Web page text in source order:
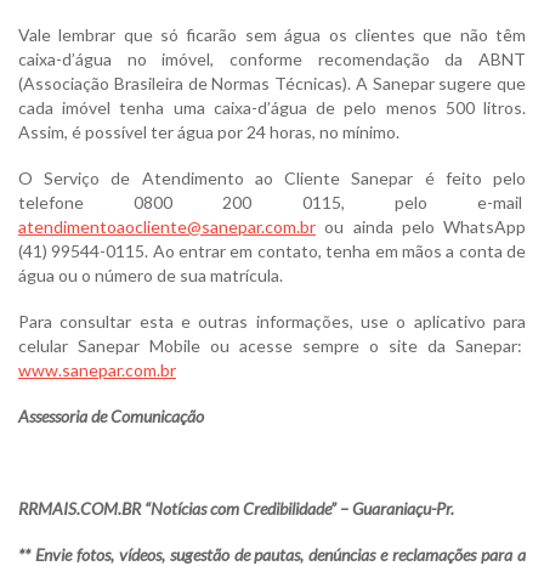
Vale lembrar que só ficarão sem água os clientes que não têm
caixa-d’água no imóvel, conforme recomendação da ABNT
(Associação Brasileira de Normas Técnicas). A Sanepar sugere que
cada imóvel tenha uma caixa-d’água de pelo menos 500 litros.
Assim, é possível ter água por 24 horas, no mínimo.
O Serviço de Atendimento ao Cliente Sanepar é feito pelo
telefone 0800 200 0115, pelo e-mail
atendimentoaocliente@sanepar.com.br ou ainda pelo WhatsApp
(41) 99544-0115. Ao entrar em contato, tenha em mãos a conta de
água ou o número de sua matrícula.
Para consultar esta e outras informações, use o aplicativo para
celular Sanepar Mobile ou acesse sempre o site da Sanepar:
www.sanepar.com.br
Assessoria de Comunicação
RRMAIS.COM.BR “Notícias com Credibilidade” – Guaraniaçu-Pr.
** Envie fotos, vídeos, sugestão de pautas, denúncias e reclamações para a